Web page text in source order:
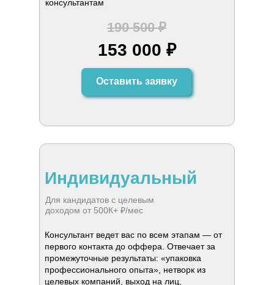
Консультант ведет вас по всем этапам — от
первого контакта до оффера. Отвечает за
промежуточные результаты: «упаковка
профессионального опыта», нетворк из
целевых компаний, выход на лиц,
Для кандидатов с целевым
доходом от 500К+ ₽/мес
Индивидуальный
консультантам
Оставить заявку
153 000 ₽
190 500₽